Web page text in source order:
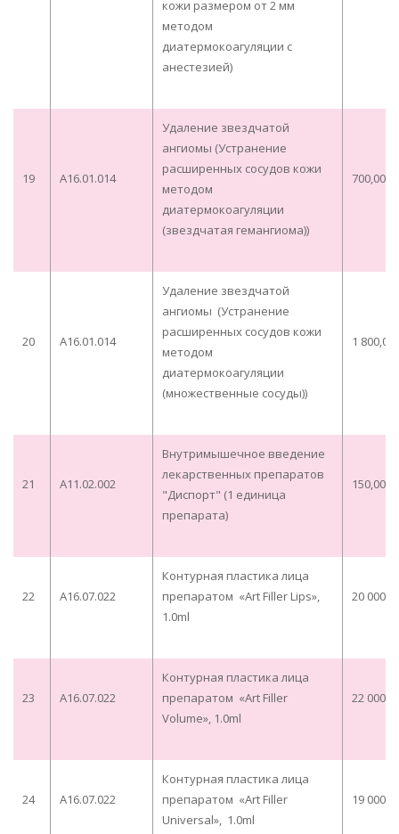
кожи размером от 2 мм
методом
диатермокоагуляции с
анестезией)
19 A16.01.014
Удаление звездчатой
ангиомы (Устранение
расширенных сосудов кожи
методом
диатермокоагуляции
(звездчатая гемангиома))
700,00
20 A16.01.014
Удаление звездчатой
ангиомы (Устранение
расширенных сосудов кожи
методом
диатермокоагуляции
(множественные сосуды))
1 800,00
21 А11.02.002
Внутримышечное введение
лекарственных препаратов
"Диспорт" (1 единица
препарата)
150,00
22 A16.07.022
Контурная пластика лица
препаратом «Art Filler Lips»,
1.0ml
20
23 A16.07.022
Контурная пластика лица
препаратом «Art Filler
Volume», 1.0ml
22
24 A16.07.022
Контурная пластика лица
препаратом «Art Filler
Universal», 1.0ml
19